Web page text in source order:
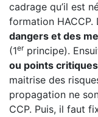
cadrage qu’il est
formation HACCP.
dangers et des
(1erprincipe).
ou points
maitrise des
propagation ne
CCP. Puis, il faut